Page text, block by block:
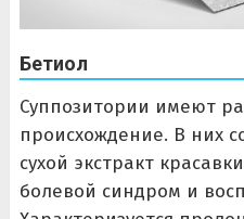
Бетиол
Суппозитории имеют
происхождение. В них
сухой экстракт
болевой синдром и